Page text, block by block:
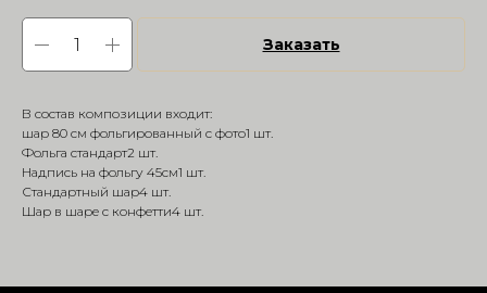
Заказать
В состав композиции входит:
шар 80 см фольгированный с фото1 шт.
Фольга стандарт2 шт.
Надпись на фольгу 45см1 шт.
Стандартный шар4 шт.
Шар в шаре с конфетти4 шт.